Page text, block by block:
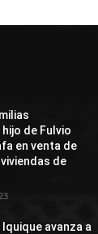
de Fulvio
en venta de
de
Iquique avanza a